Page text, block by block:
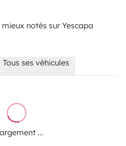
notés sur Yescapa
Tous ses véhicules
...